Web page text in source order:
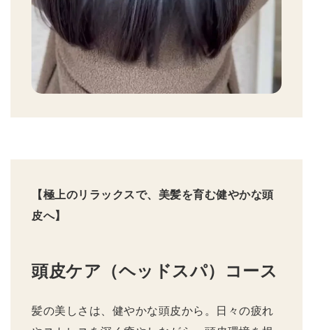
【極上のリラックスで、美髪を育む健やかな頭
皮へ】
頭皮ケア（ヘッドスパ）コース
髪の美しさは、健やかな頭皮から。日々の疲れ